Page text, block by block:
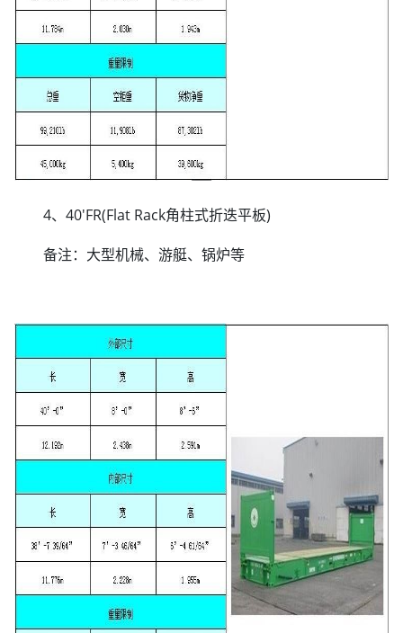
4、40'FR(Flat Rack角柱式折迭平板)
备注：大型机械、游艇、锅炉等